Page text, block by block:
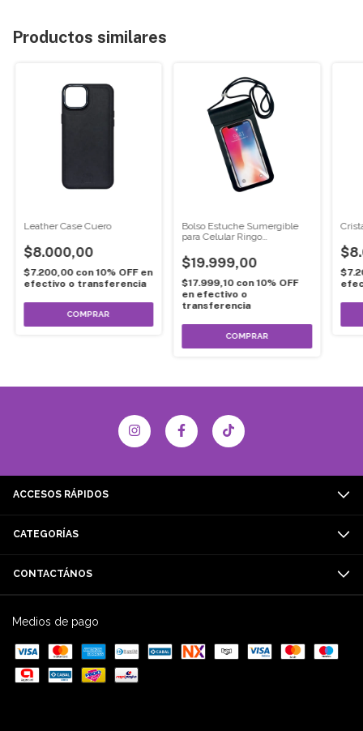
Productos similares
Leather Case Cuero
$8.000,00
$7.200,00 con 10% OFF en
efectivo o transferencia
COMPRAR
Bolso Estuche Sumergible
para Celular Ringo
$19.999,00
$17.999,10 con 10% OFF
en efectivo o
transferencia
COMPRAR
ACCESOS RÁPIDOS
CATEGORÍAS
CONTACTÁNOS
Medios de pago